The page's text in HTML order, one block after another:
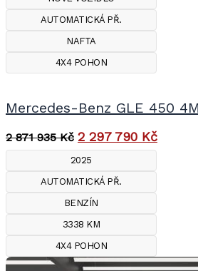
AUTOMATICKÁ PŘ.
NAFTA
4X4 POHON
Mercedes-Benz GLE 450 4M
2 871 935Kč 2 297 790 Kč
2025
AUTOMATICKÁ PŘ.
BENZÍN
3338 KM
4X4 POHON